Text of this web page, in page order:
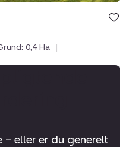
0,4 Ha
|
eller er du generelt